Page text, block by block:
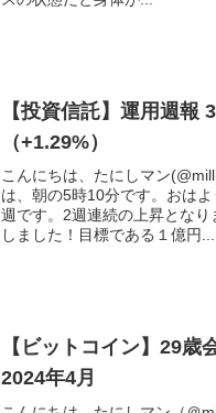
【投資信託】運用週報
（+1.29%）
こんにちは、たにしマン
は、朝の5時10分です。おは
週です。2週連続の上昇とな
しました！目標である１億円...
【ビットコイン】29歳
2024年4月